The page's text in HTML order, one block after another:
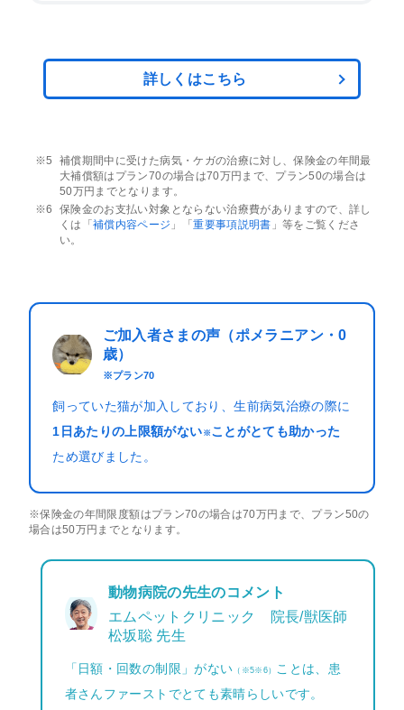
詳しくはこちら
補償期間中に受けた病気・ケガの治療に対し、保険金の年間最
大補償額はプラン70の場合は70万円まで、プラン50の場合は
50万円までとなります。
保険金のお支払い対象とならない治療費がありますので、詳し
くは「補償内容ページ 」「重要事項説明書 」等をご覧くださ
い。
ご加入者さまの声（ポメラニアン・0
歳）
※プラン70
飼っていた猫が加入しており、生前病気治療の際に
1日あたりの上限額がない ※ ことがとても助かった
ため選びました。
※保険金の年間限度額はプラン70の場合は70万円まで、プラン50の
場合は50万円までとなります。
動物病院の先生のコメント
エムペットクリニック 院長/獣医師
松坂聡 先生
「日額・回数の制限」がない （※5※6）
ことは、患
者さんファーストでとても素晴らしいです。